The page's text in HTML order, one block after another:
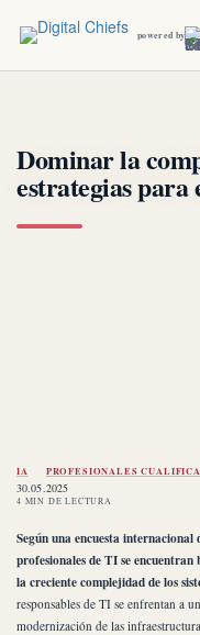
powered by
Dominar la
estrategias para
IA PROFESIONALES
30.05.2025
4 MIN DE LECTURA
Según una encuesta
profesionales de TI se
la creciente complejidad de los
responsables de TI se enfrentan a
modernización de las